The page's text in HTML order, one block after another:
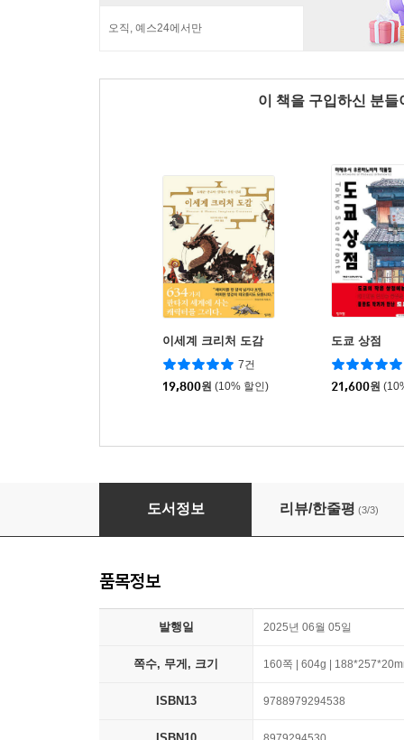
오직, 예스24에서만
이 책을 구입하신 분
이세계 크리처 도감
7건
19,800원 (10% 할인)
도쿄 상점
21,600원
이세계 배경 창작 도감
도서정보 리뷰/한줄평 (3/3)
품목정보
발행일 2025년 06월 05일
쪽수, 무게, 크기 160쪽 | 604g |
ISBN13 9788979294538